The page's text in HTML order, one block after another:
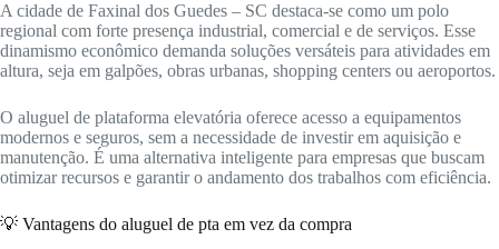
A cidade de Faxinal dos Guedes – SC destaca-se como um polo
regional com forte presença industrial, comercial e de serviços. Esse
dinamismo econômico demanda soluções versáteis para atividades em
altura, seja em galpões, obras urbanas, shopping centers ou aeroportos.
O aluguel de plataforma elevatória oferece acesso a equipamentos
modernos e seguros, sem a necessidade de investir em aquisição e
manutenção. É uma alternativa inteligente para empresas que buscam
otimizar recursos e garantir o andamento dos trabalhos com eficiência.
💡 Vantagens do aluguel de pta em vez da compra